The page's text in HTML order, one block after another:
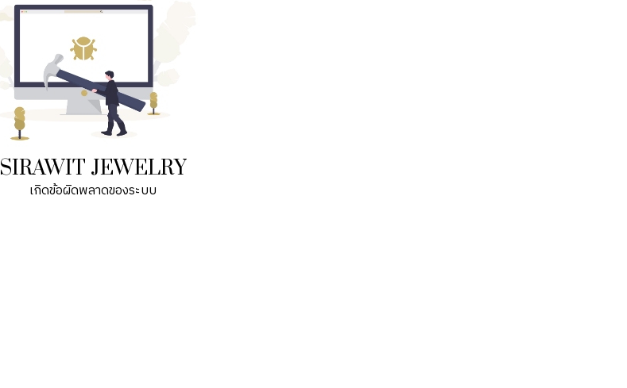
SIRAWIT JEWELRY
เกิดข้อผิดพลาดของระบบ